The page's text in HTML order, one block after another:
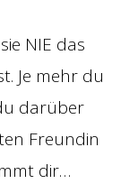
NIE das
Je mehr du
darüber
Freundin
dir…